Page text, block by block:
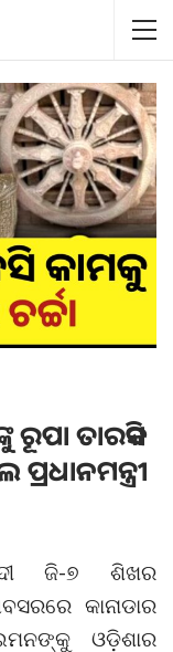
ରୂପା ତାରକସି
ଜି-୭ ଶିଖର
କାନାଡାର
ଓଡ଼ିଶାର